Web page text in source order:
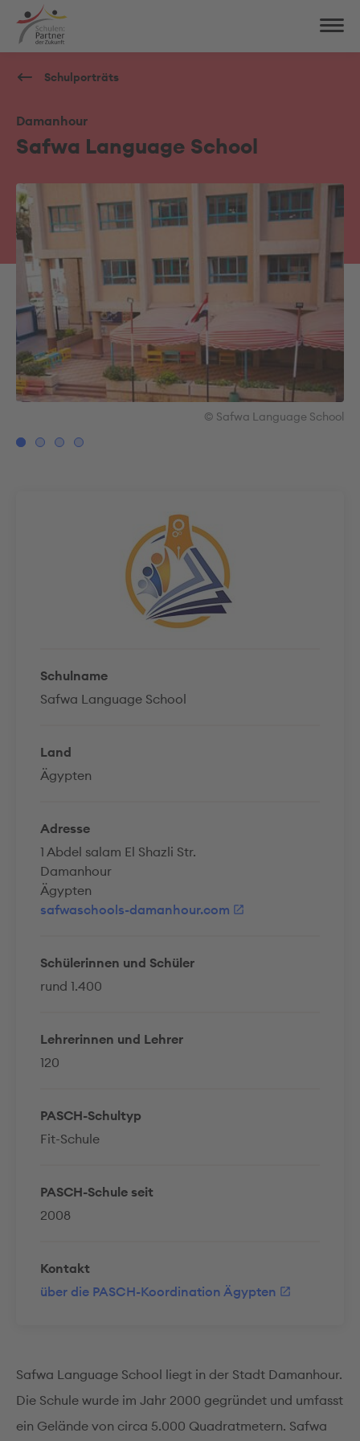
Schulporträts
Damanhour
Safwa Language School
Schulname
Safwa Language School
Land
Ägypten
Adresse
1 Abdel salam El Shazli Str.
Damanhour
Ägypten
safwaschools-damanhour.com
Schülerinnen und Schüler
rund 1.400
Lehrerinnen und Lehrer
120
PASCH-Schultyp
Fit-Schule
PASCH-Schule seit
2008
Kontakt
über die PASCH-Koordination Ägypten
© Safwa Language School
Safwa Language School liegt in der Stadt Damanhour.
Die Schule wurde im Jahr 2000 gegründet und umfasst
ein Gelände von circa 5.000 Quadratmetern. Safwa